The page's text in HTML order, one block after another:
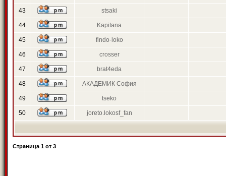
43 stsaki
44 Kapitana
45 findo-loko
46 crosser
47 brat4eda
48 АКАДЕМИК София
49 tseko
50 joreto.lokosf_fan
Страница 1 от 3